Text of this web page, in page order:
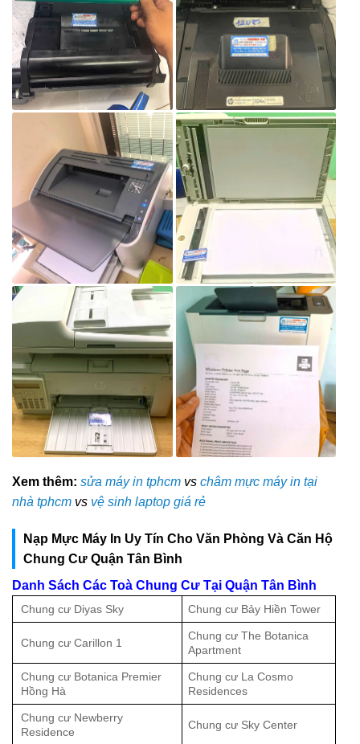
Xem thêm: sửa máy in tphcm vs châm mực máy in tại
nhà tphcm vs vệ sinh laptop giá rẻ
Nạp Mực Máy In Uy Tín Cho Văn Phòng Và Căn Hộ
Chung Cư Quận Tân Bình
Danh Sách Các Toà Chung Cư Tại Quận Tân Bình
Chung cư Diyas Sky Chung cư Bảy Hiền Tower
Chung cư Carillon 1
Chung cư The Botanica
Apartment
Chung cư Botanica Premier
Hồng Hà
Chung cư La Cosmo
Residences
Chung cư Newberry
Residence
Chung cư Sky Center